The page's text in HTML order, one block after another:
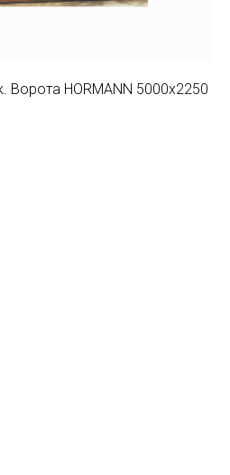
Ворота HORMANN 5000х2250